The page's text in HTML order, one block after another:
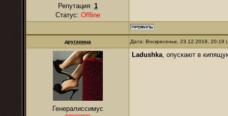
Репутация: 1
Статус: Offline
другарица Дата: Воскресенье, 23.12.2018,
Генералиссимус
Ladushka, опускают в